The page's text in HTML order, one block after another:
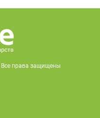
Все права защищены